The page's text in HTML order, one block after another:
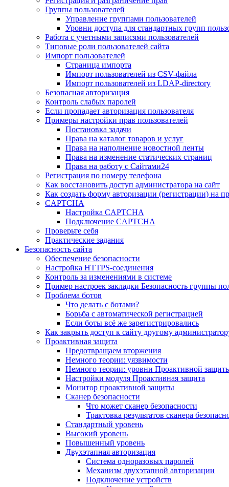
Группы пользователей
Управление группами пользователей
Уровни доступа для стандартных групп
Работа с учетными записями пользователей
Типовые роли пользователей сайта
Импорт пользователей
Страница импорта
Импорт пользователей из CSV-файла
Импорт пользователей из LDAP-directory
Безопасная авторизация
Контроль слабых паролей
Если пропадает авторизация пользователя
Примеры настройки прав пользователей
Постановка задачи
Права на каталог товаров и услуг
Права на наполнение новостной ленты
Права на изменение статических страниц
Права на работу с Сайтами24
Регистрация по номеру телефона
Как восстановить доступ администратора на сайт
Как создать форму авторизации (регистрации) на
CAPTCHA
Настройка CAPTCHA
Подключение CAPTCHA
Проверьте себя
Практические задания
Безопасность сайта
Обеспечение безопасности
Настройка HTTPS-соединения
Контроль за изменениями в системе
Пример настроек закладки Безопасность группы
Проблема ботов
Что делать с ботами?
Борьба с автоматической регистрацией
Если боты всё же зарегистрировались
Как закрыть доступ к сайту другому
Проактивная защита
Предотвращаем вторжения
Немного теории: уязвимости
Немного теории: уровни Проактивной
Настройки модуля Проактивная защита
Монитор проактивной защиты
Сканер безопасности
Что может сканер безопасности
Трактовка результатов сканера
Стандартный уровень
Высокий уровень
Повышенный уровень
Двухэтапная авторизация
Система одноразовых паролей
Механизм двухэтапной авторизации
Подключение устройств